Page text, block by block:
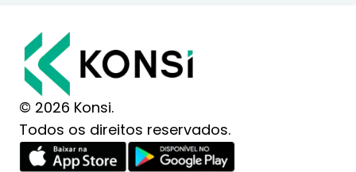
© 2026 Konsi.
Todos os direitos reservados.